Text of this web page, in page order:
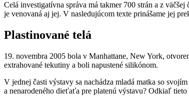
Celá investigatívna správa má takmer 700 strán a z
je venovaná aj jej. V nasledujúcom texte prinášame jej
Plastinované telá
19. novembra 2005 bola v Manhattane, New York,
extrahované tekutiny a boli napustené silikónom.
V jednej časti výstavy sa nachádza mladá matka so
a nenarodeného dieťaťa pre platenú výstavu? Odkiaľ